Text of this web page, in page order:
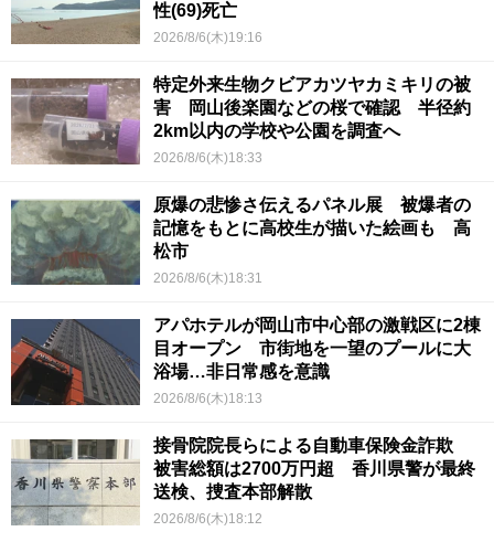
性(69)死亡
2026/8/6(木)19:16
特定外来生物クビアカツヤカミキリの被
害 岡山後楽園などの桜で確認 半径約
2km以内の学校や公園を調査へ
2026/8/6(木)18:33
原爆の悲惨さ伝えるパネル展 被爆者の
記憶をもとに高校生が描いた絵画も 高
松市
2026/8/6(木)18:31
アパホテルが岡山市中心部の激戦区に2棟
目オープン 市街地を一望のプールに大
浴場…非日常感を意識
2026/8/6(木)18:13
接骨院院長らによる自動車保険金詐欺
被害総額は2700万円超 香川県警が最終
送検、捜査本部解散
2026/8/6(木)18:12